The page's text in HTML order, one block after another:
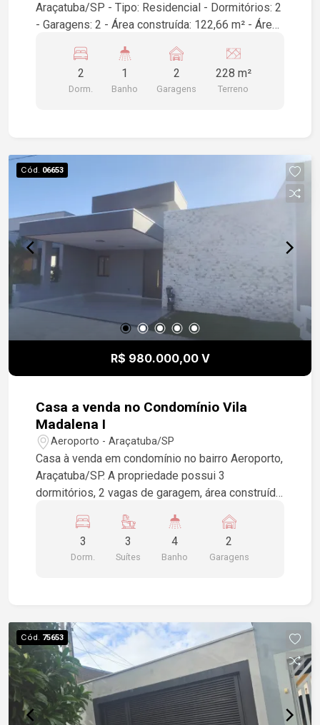
Araçatuba/SP - Tipo: Residencial - Dormitórios: 2
- Garagens: 2 - Área construída: 122,66 m² - Área
quem busca conforto e espaço em um dos
bairros mais desejados de Araçatuba. Para mais
informações, entre em contato!
2
Dorm.
1
Banho
2
Garagens
228 m²
Terreno
Cód. 06653
R$ 980.000,00 V
Casa a venda no Condomínio Vila
Madalena I
Aeroporto - Araçatuba/SP
Casa à venda em condomínio no bairro Aeroporto,
Araçatuba/SP. A propriedade possui 3
dormitórios, 2 vagas de garagem, área construída
você está em busca de um novo lar em uma
localização tranquila e segura, essa é uma
excelente oportunidade. Para mais informações
3
Dorm.
3
Suítes
4
Banho
2
Garagens
Cód. 75653